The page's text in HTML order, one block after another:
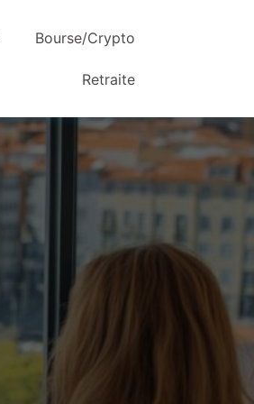
Bourse/Crypto
Retraite